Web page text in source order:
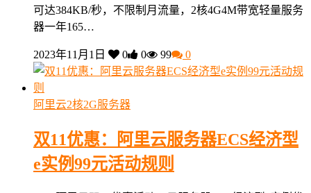
可达384KB/秒，不限制月流量，2核4G4M带宽轻量服务
器一年165…
2023年11月1日 0 0 99 0
阿里云2核2G服务器
双11优惠：阿里云服务器ECS经济型
e实例99元活动规则